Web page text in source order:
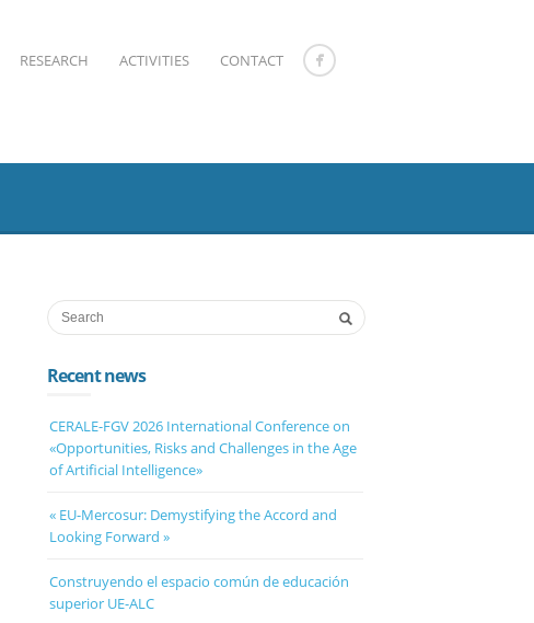
RESEARCH ACTIVITIES CONTACT
Recent news
CERALE-FGV 2026 International Conference on
«Opportunities, Risks and Challenges in the Age
of Artificial Intelligence»
« EU-Mercosur: Demystifying the Accord and
Looking Forward »
Construyendo el espacio común de educación
superior UE-ALC